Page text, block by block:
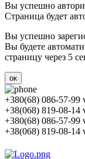
Вы успешно
Страница будет
Вы успешно
Вы будете
страницу через 5
ок
+380(68) 086-57-99
+38(068) 819-08-14
+380(68) 086-57-99
+38(068) 819-08-14